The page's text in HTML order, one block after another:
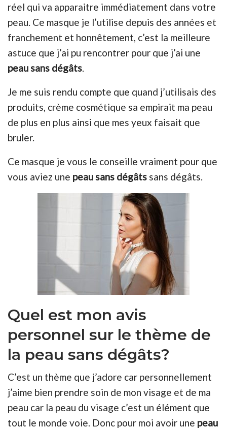
réel qui va apparaitre immédiatement dans votre
peau. Ce masque je l’utilise depuis des années et
franchement et honnêtement, c’est la meilleure
astuce que j’ai pu rencontrer pour que j’ai une
peau sans dégâts
Je me suis rendu compte que quand j’utilisais des
produits, crème cosmétique sa empirait ma peau
de plus en plus ainsi que mes yeux faisait que
bruler.
Ce masque je vous le conseille vraiment pour que
vous aviez une peau sans dégâts sans dégâts.
Quel est mon avis
personnel sur le thème de
la peau sans dégâts?
C’est un thème que j’adore car personnellement
j’aime bien prendre soin de mon visage et de ma
peau car la peau du visage c’est un élément que
tout le monde voie. Donc pour moi avoir une peau